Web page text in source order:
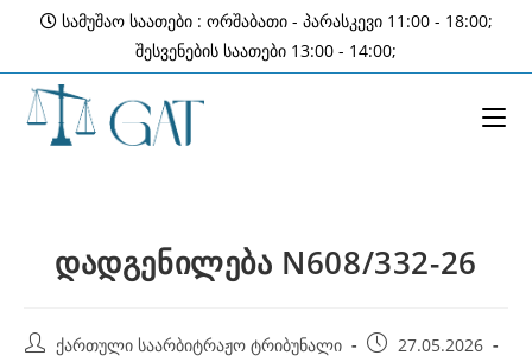
content
სამუშაო საათები : ორშაბათი - პარასკევი 11:00 - 18:00;
შესვენების საათები 13:00 - 14:00;
დადგენილება N608/332-26
Post ქართული საარბიტრაჟო ტრიბუნალი
Post 27.05.2026